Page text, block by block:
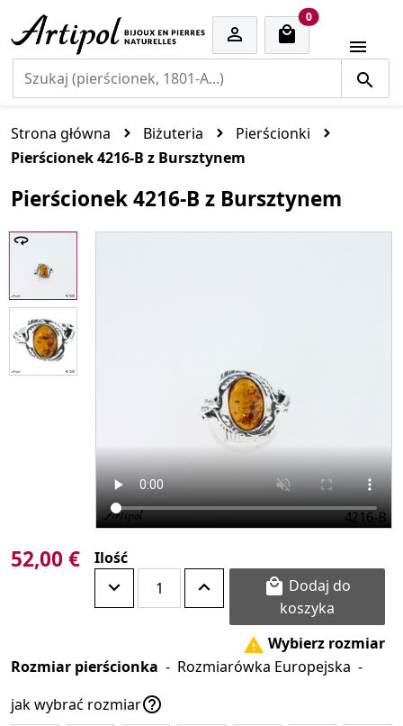

0cart items

Strona główna Biżuteria
Pierścionki
Pierścionek 4216-B z Bursztynem
Pierścionek 4216-B z Bursztynem
52,00 € Ilość

koszyka
 Wybierz rozmiar
Rozmiar pierścionka - Rozmiarówka Europejska -
jak wybrać rozmiar